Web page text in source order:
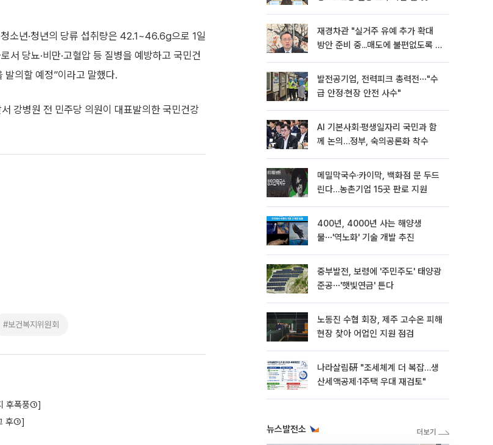
소년·청년의 당류 섭취량은 42.1~46.6g으로 1일
당뇨·비만·고혈압 등 질병을 예방하고 국민건
발의할 예정”이라고 말했다.
강병원 전 민주당 의원이 대표발의한 국민건강
#보건복지위원회
후폭풍①]
후①]
재경차관 "실거주 유예 추가 확대
방안 준비 중...매도에 불편없도록 노
발전공기업, 전력피크 총력전⋯"수
급 안정·현장 안전 사수"
AI 기본사회·평생일자리 국민과 함
께 논의…정부, 숙의공론화 착수
메밀막국수·카이막, 백화점 문 두드
린다…농촌기업 15곳 판로 지원
400년, 4000년 사는 해양생
물⋯'역노화' 기술 개발 추진
중부발전, 보령에 '주민주도' 태양광
준공⋯'햇빛연금' 튼다
노동진 수협 회장, 제주 고수온 피해
현장 찾아 어업인 지원 점검
나라살림硏 "조세체계 더 복잡…생
산세액공제·1주택 우대 재검토"
뉴스발전소